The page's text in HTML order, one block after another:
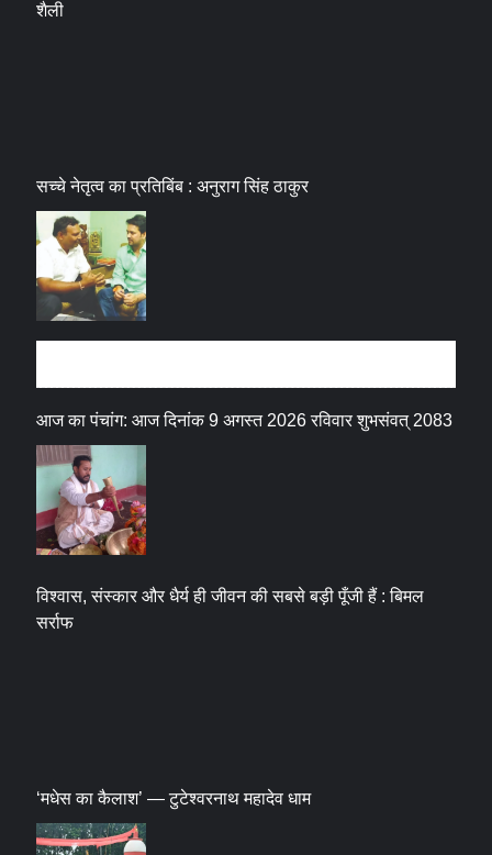
शैली
सच्चे नेतृत्व का प्रतिबिंब : अनुराग सिंह ठाकुर
आज का पंचांग: आज दिनांक 9 अगस्त 2026 रविवार शुभसंवत् 2083
विश्वास, संस्कार और धैर्य ही जीवन की सबसे बड़ी पूँजी हैं : बिमल
सर्राफ
‘मधेस का कैलाश’ — टुटेश्वरनाथ महादेव धाम